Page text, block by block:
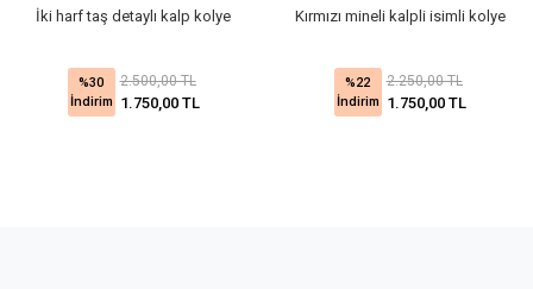
İki harf taş detaylı kalp kolye
%30
İndirim
2.500,00 TL
1.750,00 TL
Kırmızı mineli kalpli isimli kolye
%22
İndirim
2.250,00 TL
1.750,00 TL